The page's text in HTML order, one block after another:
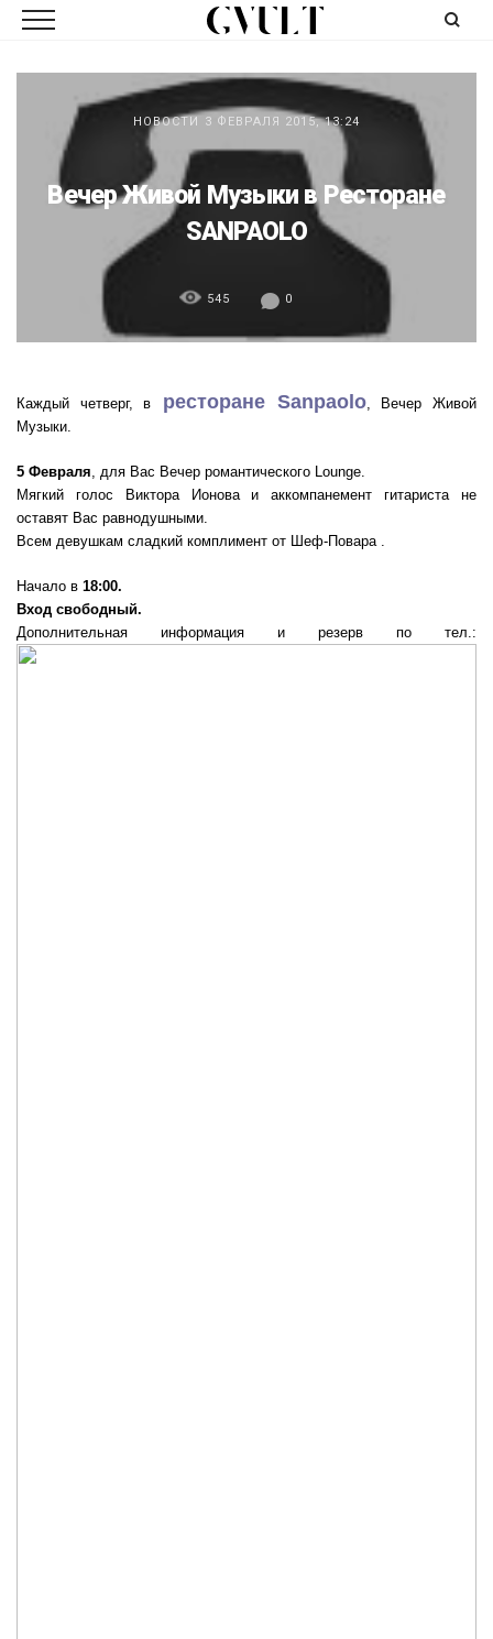
НОВОСТИ 3 ФЕВРАЛЯ 2015, 13:24
Вечер Живой Музыки в Ресторане
SANPAOLO
545 0
Каждый четверг, в ресторане Sanpaolo, Вечер Живой
Музыки.
5 Февраля, для Вас Вечер романтического Lounge.
Мягкий голос Виктора Ионова и аккомпанемент гитариста не
оставят Вас равнодушными.
Всем девушкам сладкий комплимент от Шеф-Повара .
Начало в 18:00.
Вход свободный.
Дополнительная информация и резерв по тел.: